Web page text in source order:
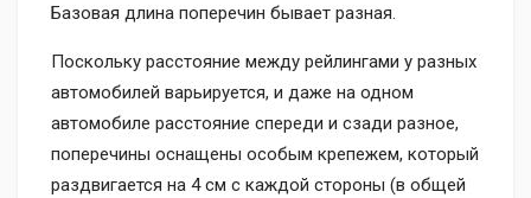
Базовая длина поперечин бывает разная.
Поскольку расстояние между рейлингами у разных
автомобилей варьируется, и даже на одном
автомобиле расстояние спереди и сзади разное,
поперечины оснащены особым крепежем, который
раздвигается на 4 см с каждой стороны (в общей